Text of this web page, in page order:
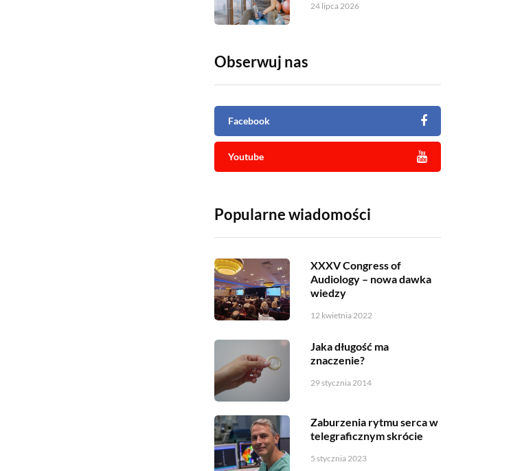
24 lipca 2026
Obserwuj nas
Facebook
Youtube
Popularne wiadomości
XXXV Congress of
Audiology – nowa dawka
wiedzy
12 kwietnia 2022
Jaka długość ma
znaczenie?
29 stycznia 2014
Zaburzenia rytmu serca w
telegraficznym skrócie
5 stycznia 2023